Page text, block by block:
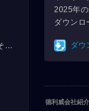
の
2025年
ダウンロ
ダウ
德利威会社紹介